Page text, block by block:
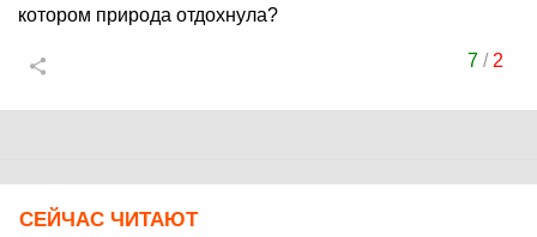
котором природа отдохнула?
7/ 2
СЕЙЧАС ЧИТАЮТ